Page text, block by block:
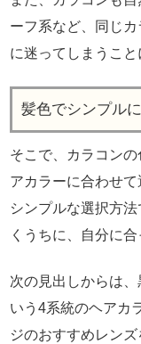
ーフ系など、同じ
に迷ってしまうこと
髪色でシンプル
そこで、カラコン
アカラーに合わせて
シンプルな選択方
くうちに、自分に
次の見出しからは
いう4系統のヘアカ
ジのおすすめレンズ